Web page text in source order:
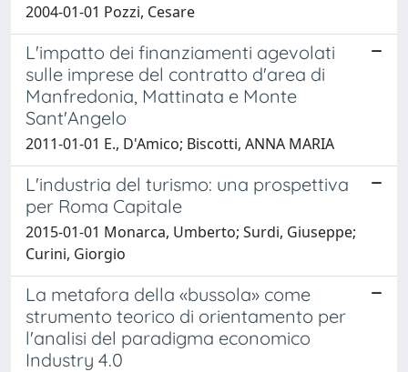
2004-01-01 Pozzi, Cesare
L'impatto dei finanziamenti agevolati
sulle imprese del contratto d'area di
Manfredonia, Mattinata e Monte
Sant'Angelo
2011-01-01 E., D'Amico; Biscotti, ANNA MARIA
L'industria del turismo: una prospettiva
per Roma Capitale
2015-01-01 Monarca, Umberto; Surdi, Giuseppe;
Curini, Giorgio
La metafora della «bussola» come
strumento teorico di orientamento per
l'analisi del paradigma economico
Industry 4.0